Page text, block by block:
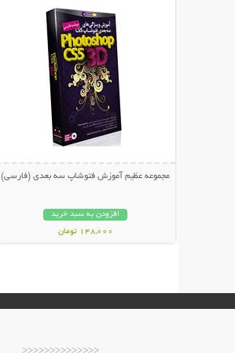
مجموعه عظیم آموزش فتوشاپ سه بعدی (فارسی)
افزودن به سبد خرید
148,000 تومان